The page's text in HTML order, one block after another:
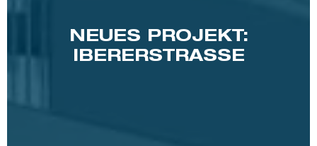
NEUES PROJEKT:
IBERERSTRASSE